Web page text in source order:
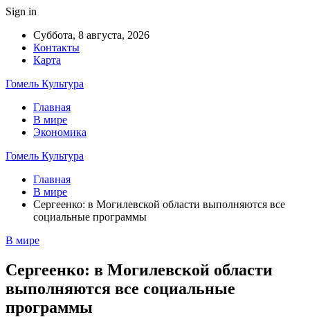
Sign in
Суббота, 8 августа, 2026
Контакты
Карта
Гомель Культура
Главная
В мире
Экономика
Гомель Культура
Главная
В мире
Сергеенко: в Могилевской области выполняются все
социальные программы
В мире
Сергеенко: в Могилевской области
выполняются все социальные
программы